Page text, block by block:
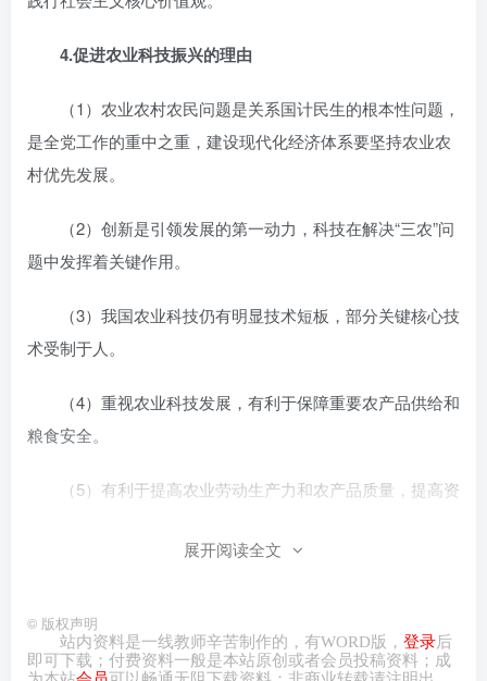
4.促进农业科技振兴的理由
（1）农业农村农民问题是关系国计民生的根本性问题，
是全党工作的重中之重，建设现代化经济体系要坚持农业农
村优先发展。
（2）创新是引领发展的第一动力，科技在解决“三农”问
题中发挥着关键作用。
（3）我国农业科技仍有明显技术短板，部分关键核心技
术受制于人。
（4）重视农业科技发展，有利于保障重要农产品供给和
粮食安全。
（5）有利于提高农业劳动生产力和农产品质量，提高资
（1）人民代表大会制度是我国的根本政治制度，它同人
民民主专政的国体相适应，从根本上保证了全过程人民民
展开阅读全文
© 版权声明
站内资料是一线教师辛苦制作的，有WORD版， 登录后
即可下载；付费资料一般是本站原创或者会员投稿资料；成